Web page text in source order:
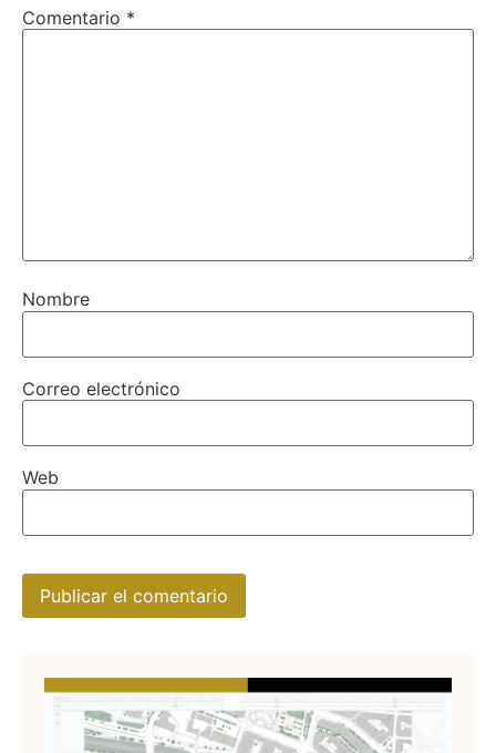
Comentario *
Nombre
Correo electrónico
Web